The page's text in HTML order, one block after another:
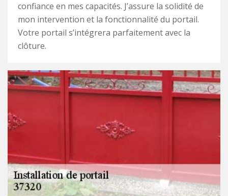
confiance en mes capacités. J’assure la solidité de
mon intervention et la fonctionnalité du portail.
Votre portail s’intégrera parfaitement avec la
clôture.